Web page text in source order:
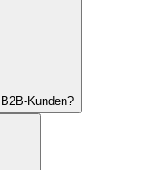
Kunden?